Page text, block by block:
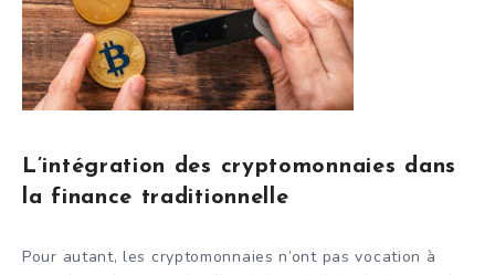
L’intégration des cryptomonnaies dans
la finance traditionnelle
Pour autant, les cryptomonnaies n’ont pas vocation à